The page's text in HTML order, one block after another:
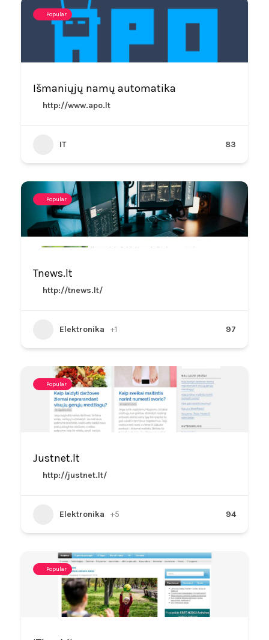
Popular
Išmaniųjų namų automatika
http://www.apo.lt
IT 83
Popular
Tnews.lt
http://tnews.lt/
Elektronika +1 97
Popular
Justnet.lt
http://justnet.lt/
Elektronika +5 94
Popular